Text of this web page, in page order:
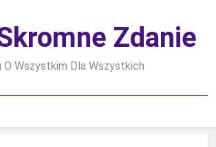
Zdanie
O Wszystkim Dla Wszystkich